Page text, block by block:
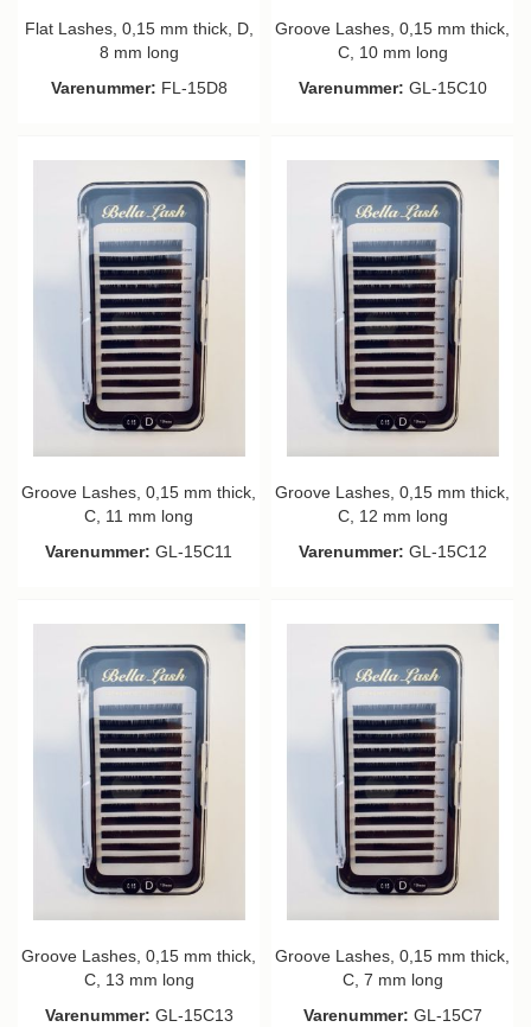
Flat Lashes, 0,15 mm thick, D,
8 mm long
Varenummer: FL-15D8
Groove Lashes, 0,15 mm thick,
C, 10 mm long
Varenummer: GL-15C10
Groove Lashes, 0,15 mm thick,
C, 11 mm long
Varenummer: GL-15C11
Groove Lashes, 0,15 mm thick,
C, 12 mm long
Varenummer: GL-15C12
Groove Lashes, 0,15 mm thick,
C, 13 mm long
Varenummer: GL-15C13
Groove Lashes, 0,15 mm thick,
C, 7 mm long
Varenummer: GL-15C7